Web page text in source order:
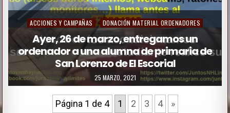
P
o
s
e
ACCIONES Y CAMPAÑAS DONACIÓN MATERIAL ORDENADORES
Ayer, 26 de marzo, entregamos un
ordenador a una alumna de primaria de
San Lorenzo de El Escorial
25 MARZO, 2021
Página 1 de 4 1 2 3 4 »